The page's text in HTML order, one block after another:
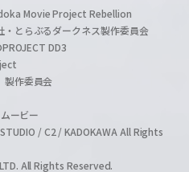
Movie Project Rebellion
とらぶるダークネス製作委員会
DD3
製作委員会
ービー
/ C2 / KADOKAWA All Rights
All Rights Reserved.